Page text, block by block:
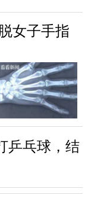
女子手指
乒乓球，结